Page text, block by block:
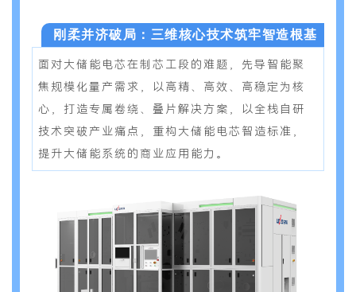
刚柔并济破局：三维核心技术筑牢智造根基
面对大储能电芯在制芯工段的难题，先导智能聚
焦规模化量产需求，以高精、高效、高稳定为核
心，打造专属卷绕、叠片解决方案，以全栈自研
技术突破产业痛点，重构大储能电芯智造标准，
提升大储能系统的商业应用能力。